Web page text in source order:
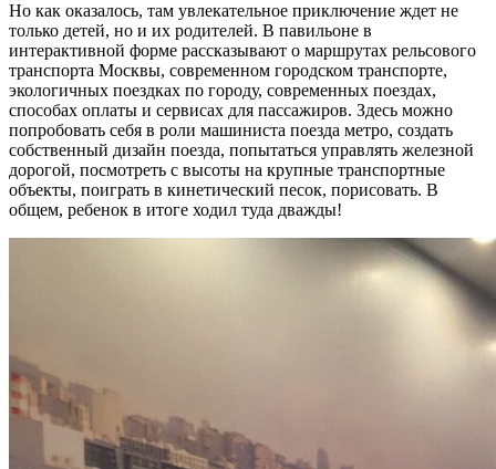
Но как оказалось, там увлекательное приключение ждет не
только детей, но и их родителей. В павильоне в
интерактивной форме рассказывают о маршрутах рельсового
транспорта Москвы, современном городском транспорте,
экологичных поездках по городу, современных поездах,
способах оплаты и сервисах для пассажиров. Здесь можно
попробовать себя в роли машиниста поезда метро, создать
собственный дизайн поезда, попытаться управлять железной
дорогой, посмотреть с высоты на крупные транспортные
объекты, поиграть в кинетический песок, порисовать. В
общем, ребенок в итоге ходил туда дважды!